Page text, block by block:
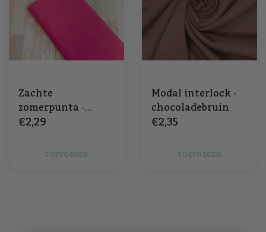
Zachte
zomerpunta -
fuchsia
€2,29
TOEVOEGEN
Modal interlock -
chocoladebruin
€2,35
TOEVOEGEN